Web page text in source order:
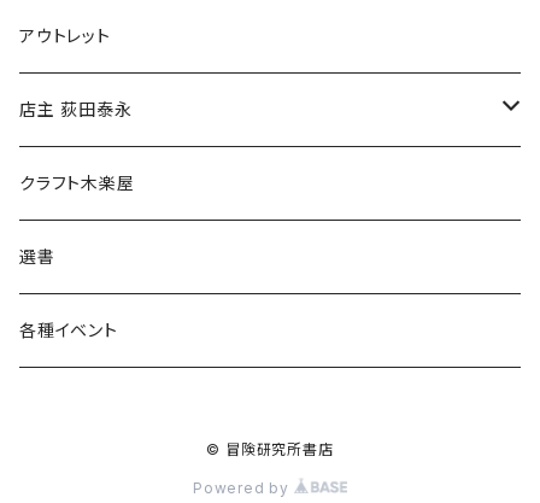
マグカップ
傘
食料品
その他
アウトレット
店主 荻田泰永
書籍
ウェア
クラフト木楽屋
選書
各種イベント
© 冒険研究所書店
Powered by